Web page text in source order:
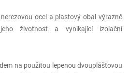
ocel a plastový obal výrazně
životnost a vynikající izolační
na použitou lepenou dvouplášťovou